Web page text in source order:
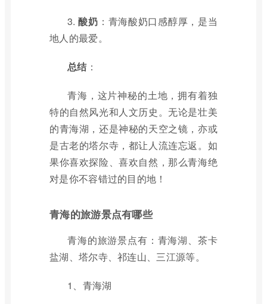
3.酸奶 ：青海酸奶口感醇厚，是当
地人的最爱。
总结：
青海，这片神秘的土地，拥有着独
特的自然风光和人文历史。无论是壮美
的青海湖，还是神秘的天空之镜，亦或
是古老的塔尔寺，都让人流连忘返。如
果你喜欢探险、喜欢自然，那么青海绝
对是你不容错过的目的地！
青海的旅游景点有哪些
青海的旅游景点有：青海湖、茶卡
盐湖、塔尔寺、祁连山、三江源等。
1、青海湖